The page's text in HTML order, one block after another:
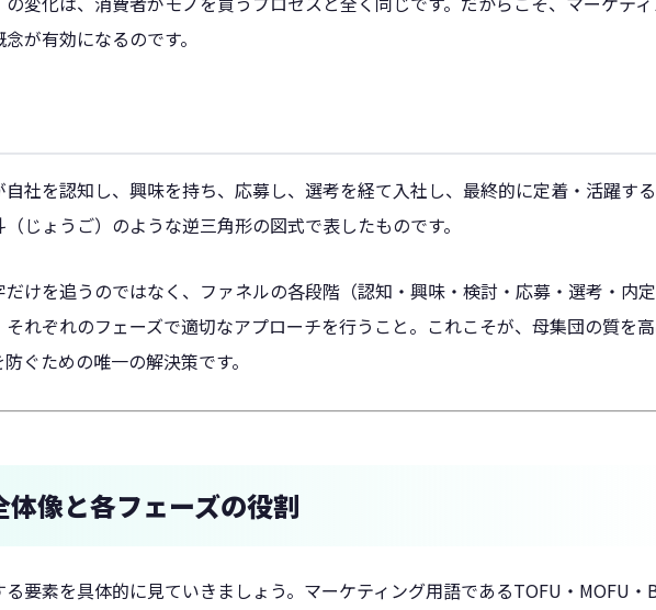
が有効になるのです。
社を認知し、興味を持ち、応募し、選考を経て入社し、最終的に定着・活躍す
じょうご）のような逆三角形の図式で表したものです。
だけを追うのではなく、ファネルの各段階（認知・興味・検討・応募・選考・内
れぞれのフェーズで適切なアプローチを行うこと。これこそが、母集団の質を
ぐための唯一の解決策です。
像と各フェーズの役割
要素を具体的に見ていきましょう。マーケティング用語であるTOFU・MOFU・